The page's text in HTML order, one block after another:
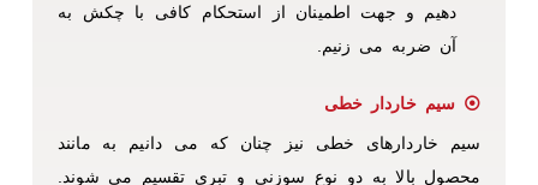
دهیم و جهت اطمینان از استحکام کافی با چکش به
آن ضربه می زنیم.
⦿ سیم خاردار خطی
سیم خاردارهای خطی نیز چنان که می دانیم به مانند
محصول بالا به دو نوع سوزنی و تبری تقسیم می شوند.